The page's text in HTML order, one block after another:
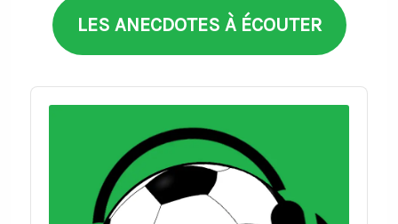
LES ANECDOTES À ÉCOUTER
Audio
Player